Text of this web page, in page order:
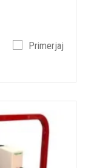
Primerjaj